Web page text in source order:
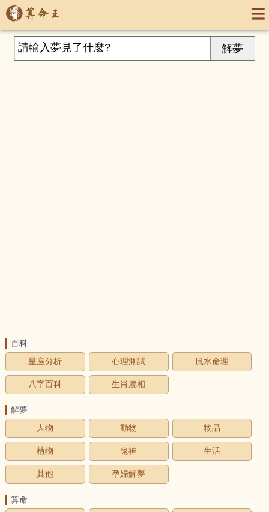
百科
星座分析
心理測試 風水命理
八字百科 生肖屬相
解夢
人物
動物 物品
植物 鬼神 生活
其他 孕婦解夢
算命